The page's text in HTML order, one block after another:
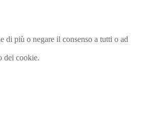
di più o negare il consenso a tutti o ad
dei cookie.